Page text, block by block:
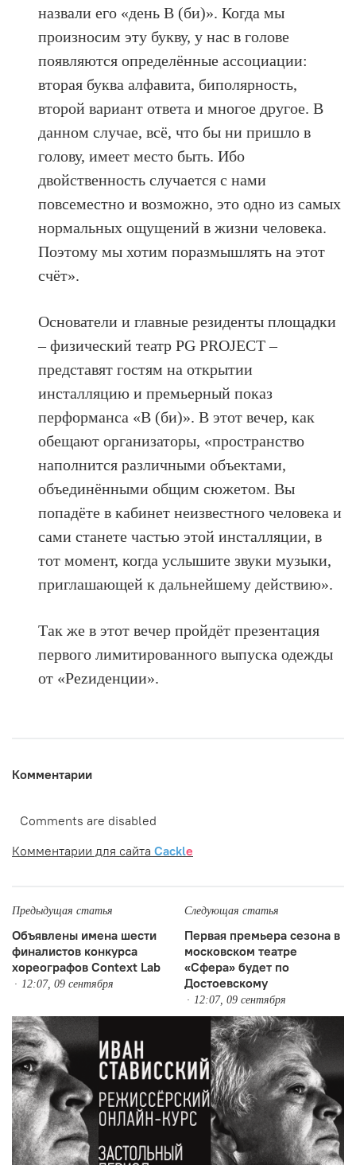
назвали его «день В (би)». Когда мы
произносим эту букву, у нас в голове
появляются определённые ассоциации:
вторая буква алфавита, биполярность,
второй вариант ответа и многое другое. В
данном случае, всё, что бы ни пришло в
голову, имеет место быть. Ибо
двойственность случается с нами
повсеместно и возможно, это одно из самых
нормальных ощущений в жизни человека.
Поэтому мы хотим поразмышлять на этот
счёт».
Основатели и главные резиденты площадки
– физический театр PG PROJECT –
представят гостям на открытии
инсталляцию и премьерный показ
перформанса «B (би)». В этот вечер, как
обещают организаторы, «пространство
наполнится различными объектами,
объединёнными общим сюжетом. Вы
попадёте в кабинет неизвестного человека и
сами станете частью этой инсталляции, в
тот момент, когда услышите звуки музыки,
приглашающей к дальнейшему действию».
Так же в этот вечер пройдёт презентация
первого лимитированного выпуска одежды
от «Реzиденции».
Комментарии
Comments are disabled
Комментарии для сайта Cackle
Предыдущая статья
Объявлены имена шести
финалистов конкурса
хореографов Context Lab
12:07, 09 сентября
Следующая статья
Первая премьера сезона в
московском театре
«Сфера» будет по
Достоевскому
12:07, 09 сентября